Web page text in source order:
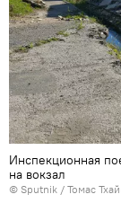
Инспекционная
на вокзал
© Sputnik / Томас